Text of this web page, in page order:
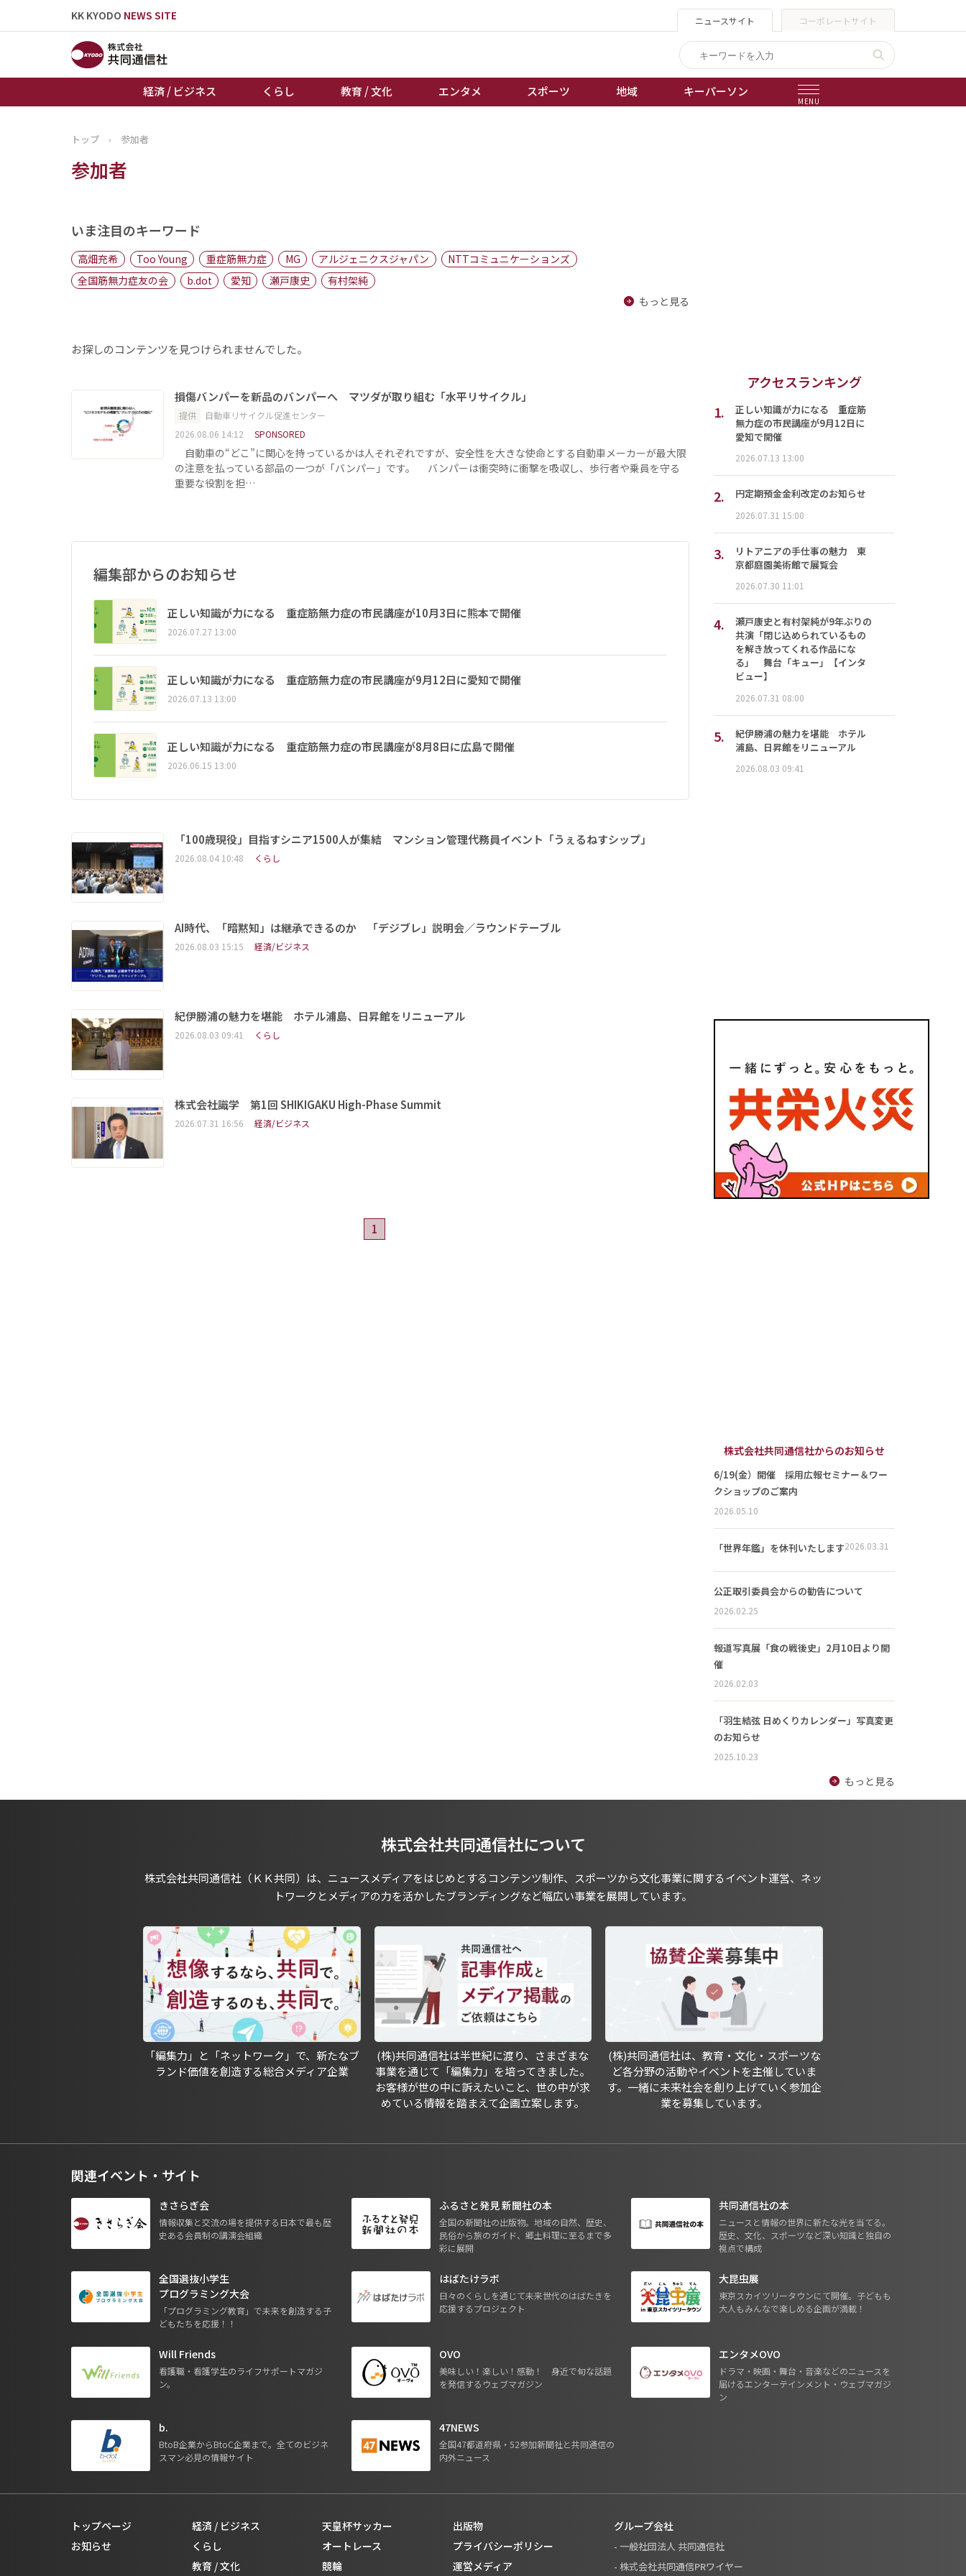
KK KYODO NEWS SITE ニュースサイト コーポレートサイト
経済 / ビジネス くらし 教育 / 文化 エンタメ スポーツ 地域 キーパーソン
MENU
トップページ
地域
キーパーソン
棋王戦
トップ › 参加者
参加者
いま注目のキーワード
高畑充希 Too Young 重症筋無力症 MG アルジェニクスジャパン
NTTコミュニケーションズ
全国筋無力症友の会
b.dot 愛知 瀬戸康史
有村架純
もっと見る
お探しのコンテンツを見つけられませんでした。
損傷バンパーを新品のバンパーへ マツダが取り組む「水平リサイクル」
提供
自動車リサイクル促進センター
2026.08.06 14:12
SPONSORED
自動車の“どこ”に関心を持っているかは人それぞれですが、安全性を大きな使命とする自動車メーカーが最大限
の注意を払っている部品の一つが「バンパー」です。 バンパーは衝突時に衝撃を吸収し、歩行者や乗員を守る
重要な役割を担…
編集部からのお知らせ
正しい知識が力になる 重症筋無力症の市民講座が10月3日に熊本で開催
2026.07.27 13:00
正しい知識が力になる 重症筋無力症の市民講座が9月12日に愛知で開催
2026.07.13 13:00
正しい知識が力になる 重症筋無力症の市民講座が8月8日に広島で開催
2026.06.15 13:00
「100歳現役」目指すシニア1500人が集結 マンション管理代務員イベント「うぇるねすシップ」
2026.08.04 10:48 くらし
AI時代、「暗黙知」は継承できるのか 「デジブレ」説明会／ラウンドテーブル
2026.08.03 15:15 経済/ビジネス
紀伊勝浦の魅力を堪能 ホテル浦島、日昇館をリニューアル
2026.08.03 09:41 くらし
株式会社識学 第1回 SHIKIGAKU High-Phase Summit
2026.07.31 16:56 経済/ビジネス
1
アクセスランキング
1.
正しい知識が力になる 重症筋
無力症の市民講座が9月12日に
愛知で開催
2026.07.13 13:00
2. 円定期預金金利改定のお知らせ
2026.07.31 15:00
3.
リトアニアの手仕事の魅力 東
京都庭園美術館で展覧会
2026.07.30 11:01
4.
瀬戸康史と有村架純が9年ぶりの
共演「閉じ込められているもの
を解き放ってくれる作品にな
る」 舞台「キュー」【インタ
ビュー】
2026.07.31 08:00
5.
紀伊勝浦の魅力を堪能 ホテル
浦島、日昇館をリニューアル
2026.08.03 09:41
株式会社共同通信社からのお知らせ
6/19(金）開催 採用広報セミナー＆ワー
クショップのご案内
2026.05.10
「世界年鑑」を休刊いたします2026.03.31
公正取引委員会からの勧告について
2026.02.25
報道写真展「食の戦後史」2月10日より開
催
2026.02.03
「羽生結弦 日めくりカレンダー」写真変更
のお知らせ
2025.10.23
もっと見る
株式会社共同通信社について
株式会社共同通信社（ＫＫ共同）は、ニュースメディアをはじめとするコンテンツ制作、スポーツから文化事業に関するイベント運営、ネッ
トワークとメディアの力を活かしたブランディングなど幅広い事業を展開しています。
「編集力」と「ネットワーク」で、新たなブ
ランド価値を創造する総合メディア企業
(株)共同通信社は半世紀に渡り、さまざまな
事業を通じて「編集力」を培ってきました。
お客様が世の中に訴えたいこと、世の中が求
めている情報を踏まえて企画立案します。
(株)共同通信社は、教育・文化・スポーツな
ど各分野の活動やイベントを主催していま
す。一緒に未来社会を創り上げていく参加企
業を募集しています。
関連イベント・サイト
きさらぎ会
情報収集と交流の場を提供する日本で最も歴
史ある会員制の講演会組織
ふるさと発見 新聞社の本
全国の新聞社の出版物。地域の自然、歴史、
民俗から旅のガイド、郷土料理に至るまで多
彩に展開
共同通信社の本
ニュースと情報の世界に新たな光を当てる。
歴史、文化、スポーツなど深い知識と独自の
視点で構成
全国選抜小学生
プログラミング大会
「プログラミング教育」で未来を創造する子
どもたちを応援！！
はばたけラボ
日々のくらしを通じて未来世代のはばたきを
応援するプロジェクト
大昆虫展
東京スカイツリータウンにて開催。子どもも
大人もみんなで楽しめる企画が満載！
Will Friends
看護職・看護学生のライフサポートマガジ
ン。
OVO
美味しい！楽しい！感動！ 身近で旬な話題
を発信するウェブマガジン
エンタメOVO
ドラマ・映画・舞台・音楽などのニュースを
届けるエンターテインメント・ウェブマガジ
ン
b.
BtoB企業からBtoC企業まで。全てのビジネ
スマン必見の情報サイト
47NEWS
全国47都道府県・52参加新聞社と共同通信の
内外ニュース
トップページ
お知らせ
経済 / ビジネス
くらし
教育 / 文化
天皇杯サッカー
オートレース
競輪
出版物
プライバシーポリシー
運営メディア
グループ会社
- 一般社団法人 共同通信社
- 株式会社共同通信PRワイヤー